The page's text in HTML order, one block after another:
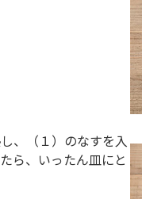
、（１）のなすを入
ら、いったん皿にと